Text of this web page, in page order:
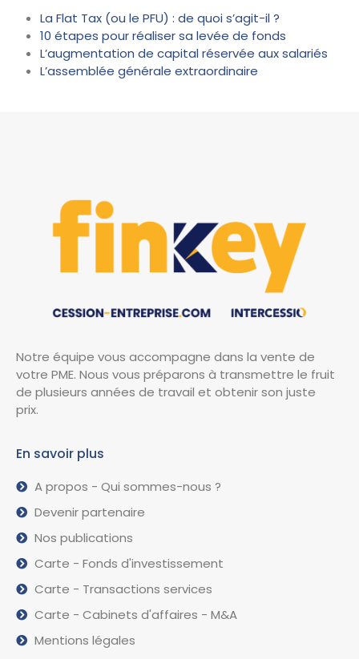
La Flat Tax (ou le PFU) : de quoi s’agit-il ?
10 étapes pour réaliser sa levée de fonds
L’augmentation de capital réservée aux salariés
L’assemblée générale extraordinaire
Notre équipe vous accompagne dans la vente de
votre PME. Nous vous préparons à transmettre le fruit
de plusieurs années de travail et obtenir son juste
prix.
En savoir plus
A propos - Qui sommes-nous ?
Devenir partenaire
Nos publications
Carte - Fonds d'investissement
Carte - Transactions services
Carte - Cabinets d'affaires - M&A
Mentions légales